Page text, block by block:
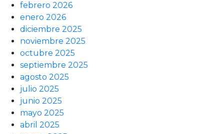
febrero 2026
enero 2026
diciembre 2025
noviembre 2025
octubre 2025
septiembre 2025
agosto 2025
julio 2025
junio 2025
mayo 2025
abril 2025